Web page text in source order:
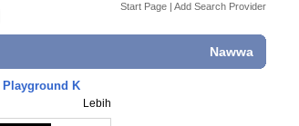
Start Page | Add Search Provider
Nawwa
Playground K
Lebih